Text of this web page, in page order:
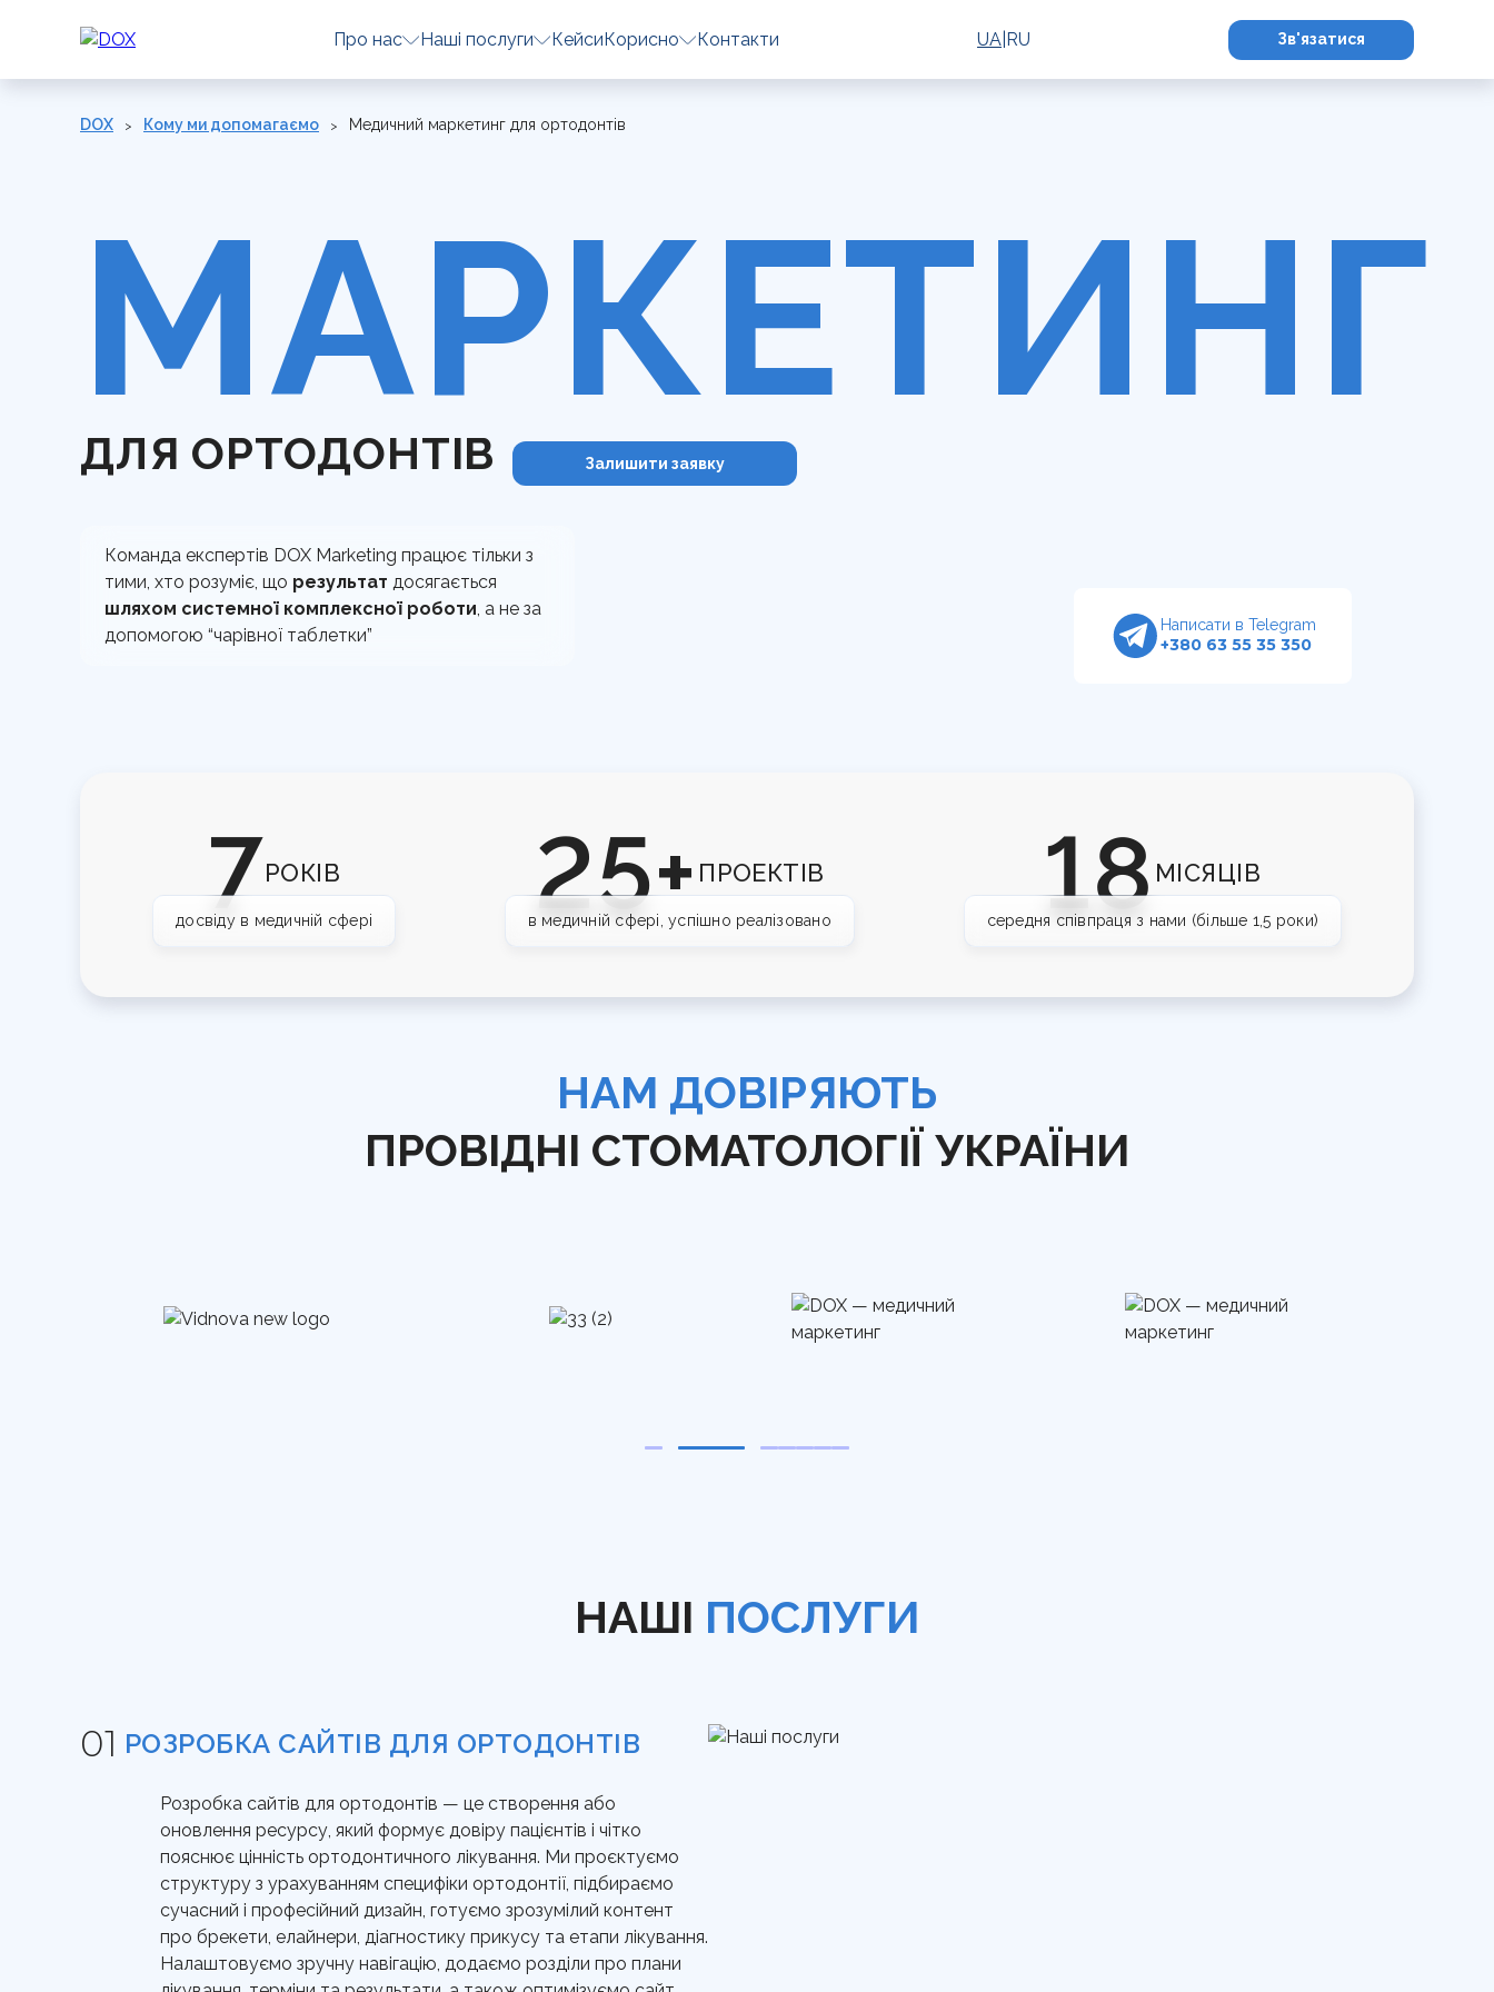
Про нас Наші послуги КейсиКорисно Контакти UA RU Зв'язатися
DOX Кому ми допомагаємо Медичний маркетинг для ортодонтів
МАРКЕТИНГ
ДЛЯ ОРТОДОНТІВ Залишити заявку
Команда експертів DOX Marketing працює тільки з
тими, хто розуміє, що результат досягається
шляхом системної комплексної роботи, а не за
допомогою “чарівної таблетки”
Написати в Telegram
+380 63 55 35 350
7РОКІВ
досвіду в медичній сфері 25+ПРОЕКТІВ
в медичній сфері, успішно реалізовано 18МІСЯЦІВ
середня співпраця з нами (більше 1,5 роки)
НАМ ДОВІРЯЮТЬ
ПРОВІДНІ СТОМАТОЛОГІЇ УКРАЇНИ
НАШІ ПОСЛУГИ
РОЗРОБКА САЙТІВ ДЛЯ ОРТОДОНТІВ
Розробка сайтів для ортодонтів — це створення або
оновлення ресурсу, який формує довіру пацієнтів і чітко
пояснює цінність ортодонтичного лікування. Ми проєктуємо
структуру з урахуванням специфіки ортодонтії, підбираємо
сучасний і професійний дизайн, готуємо зрозумілий контент
про брекети, елайнери, діагностику прикусу та етапи лікування.
Налаштовуємо зручну навігацію, додаємо розділи про плани